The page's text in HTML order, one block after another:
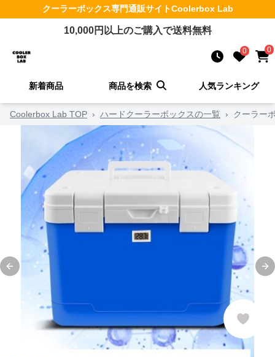
クーラーボックス専門通販サイトCoolerbox Lab
10,000円以上のご購入で送料無料
0 0
新着商品 商品を検索 人気ランキング
Coolerbox Lab TOP › ハードクーラーボックスの一覧 › クーラー
Previous slide